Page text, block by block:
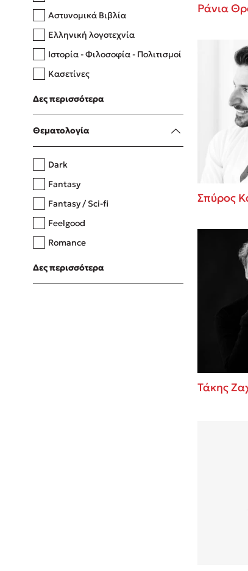
Δανάη Δεληγεώργη
Πάνω, κάτω, μπροστά, πίσω
Η μέθοδος Αφήστε τους
Αστυνομικά Βιβλία
Ελληνική λογοτεχνία
Ιστορία - Φιλοσοφία - Πολιτισμοί
Κασετίνες
Λευκώματα - Έγχρωμοι οδηγοί
Μαγειρική
Δες περισσότερα
Θεματολογία
Dark
Fantasy
Fantasy / Sci-fi
Feelgood
Romance
Upmarket
Young Adult
Δες περισσότερα
Ράνια
Σπύρος
Τάκης